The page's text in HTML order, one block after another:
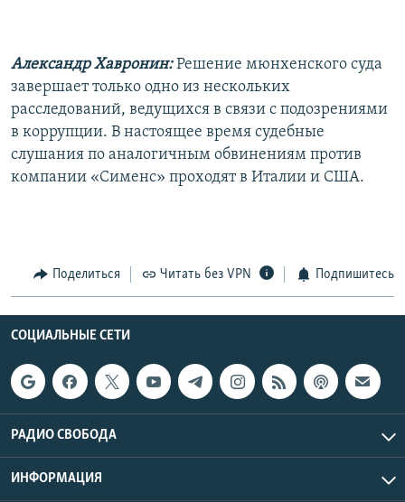
Александр Хавронин:Решение мюнхенского суда
завершает только одно из нескольких
расследований, ведущихся в связи с подозрениями
в коррупции. В настоящее время судебные
слушания по аналогичным обвинениям против
компании «Сименс» проходят в Италии и США.
Поделиться Читать без VPN Подпишитесь
СОЦИАЛЬНЫЕ СЕТИ
РАДИО СВОБОДА
ИНФОРМАЦИЯ